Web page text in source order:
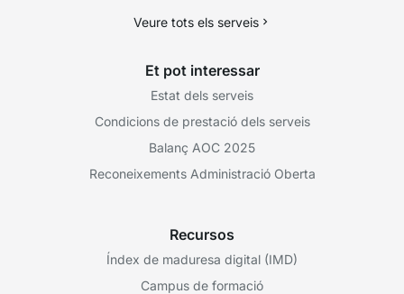
Veure tots els serveis
Et pot interessar
Estat dels serveis
Condicions de prestació dels serveis
Balanç AOC 2025
Reconeixements Administració Oberta
Recursos
Índex de maduresa digital (IMD)
Campus de formació